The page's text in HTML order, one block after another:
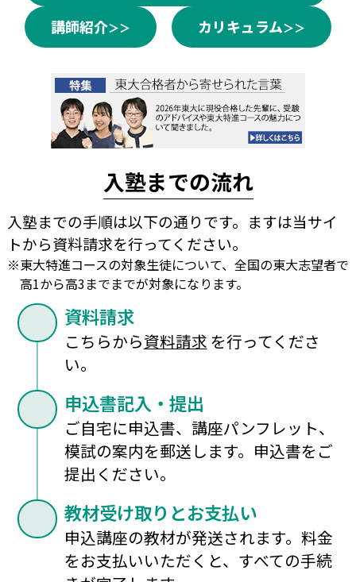
講師紹介 カリキュラム
入塾までの流れ
入塾までの手順は以下の通りです。ますは当サイ
トから資料請求を行ってください。
※東大特進コースの対象生徒について、全国の東大志望者で
高1から高3までまでが対象になります。
資料請求
こちらから資料請求 を行ってくださ
い。
申込書記入・提出
ご自宅に申込書、講座パンフレット、
模試の案内を郵送します。申込書をご
提出ください。
教材受け取りとお支払い
申込講座の教材が発送されます。料金
をお支払いいただくと、すべての手続